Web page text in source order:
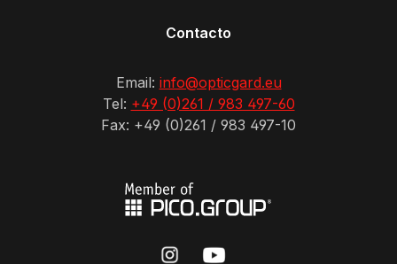
Contacto
Email: info@opticgard.eu
Tel: +49 (0)261 / 983 497-60
Fax: +49 (0)261 / 983 497-10